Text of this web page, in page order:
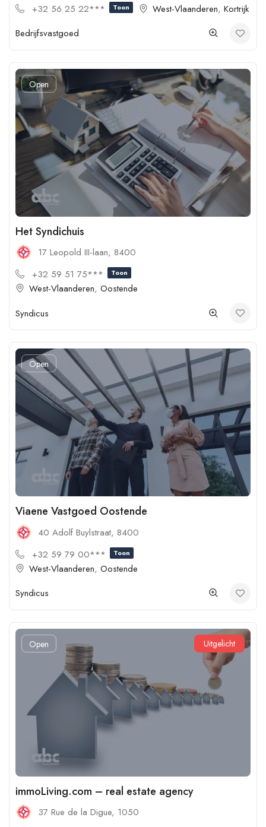
+32 56 25 22***
Toon West-Vlaanderen, Kortrijk
Bedrijfsvastgoed
Open
Het Syndichuis
17 Leopold III-laan, 8400
+32 59 51 75***
Toon
West-Vlaanderen, Oostende
Syndicus
Open
Viaene Vastgoed Oostende
40 Adolf Buylstraat, 8400
+32 59 79 00***
Toon
West-Vlaanderen, Oostende
Syndicus
Open Uitgelicht
immoLiving.com – real estate agency
37 Rue de la Digue, 1050